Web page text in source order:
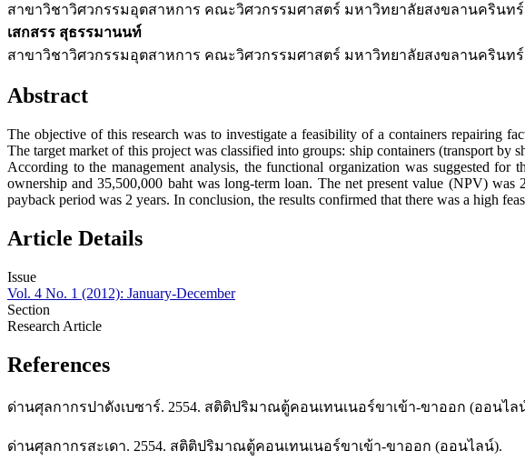
สาขาวิชาวิศวกรรมอุตสาหการ คณะวิศวกรรมศาสตร์ มหาวิทยาลัยสงขลานครินทร์
เสกสรร สุธรรมานนท์
สาขาวิชาวิศวกรรมอุตสาหการ คณะวิศวกรรมศาสตร์ มหาวิทยาลัยสงขลานครินทร์
Abstract
The objective of this research was to investigate a feasibility of a containers repairing
The target market of this project was classified into groups: ship containers (transport
According to the management analysis, the functional organization was suggested
ownership and 35,500,000 baht was long-term loan. The net present value (NPV)
payback period was 2 years. In conclusion, the results confirmed that there was a high
Article Details
Issue
Vol. 4 No. 1 (2012): January-December
Section
Research Article
References
ด่านศุลกากรปาดังเบซาร์. 2554. สติติปริมาณตู้คอนเทนเนอร์ขาเข้า-ขาออก (ออนไล
ด่านศุลกากรสะเดา. 2554. สติติปริมาณตู้คอนเทนเนอร์ขาเข้า-ขาออก (ออนไลน์).